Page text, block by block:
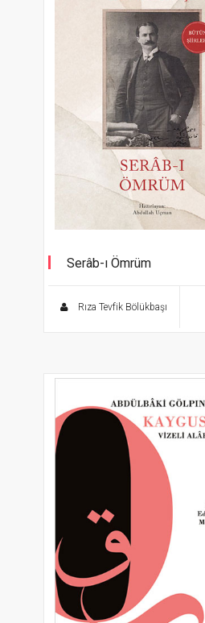
Serâb-ı Ömrüm
Rıza Tevfik Bölükbaşı